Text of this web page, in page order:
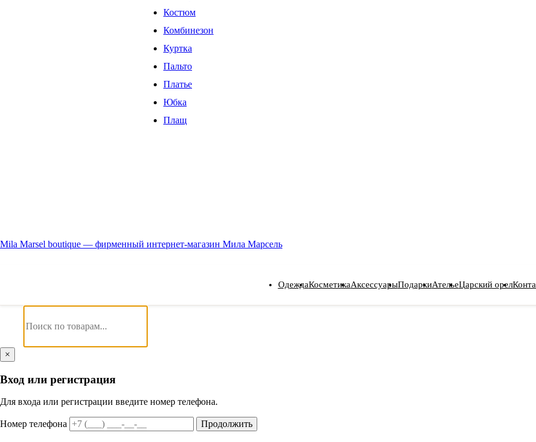
Костюм
Комбинезон
Куртка
Пальто
Платье
Юбка
Плащ
Mila Marsel boutique — фирменный интернет-магазин Мила Марсель
ОдеждаКосметикаАксессуарыПодаркиАтельеЦарский орел
×
Вход или регистрация
Для входа или регистрации введите номер телефона.
Номер телефона Продолжить